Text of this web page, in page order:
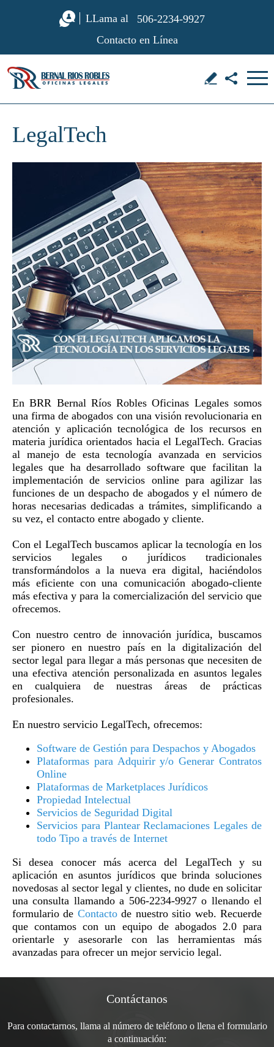
Contacto en Línea
506-2234-9927
LLama al
LegalTech
En BRR Bernal Ríos Robles Oficinas Legales somos
una firma de abogados con una visión revolucionaria en
atención y aplicación tecnológica de los recursos en
materia jurídica orientados hacia el LegalTech. Gracias
al manejo de esta tecnología avanzada en servicios
legales que ha desarrollado software que facilitan la
implementación de servicios online para agilizar las
funciones de un despacho de abogados y el número de
horas necesarias dedicadas a trámites, simplificando a
su vez, el contacto entre abogado y cliente.
Con el LegalTech buscamos aplicar la tecnología en los
servicios legales o jurídicos tradicionales
transformándolos a la nueva era digital, haciéndolos
más eficiente con una comunicación abogado-cliente
más efectiva y para la comercialización del servicio que
ofrecemos.
Con nuestro centro de innovación jurídica, buscamos
ser pionero en nuestro país en la digitalización del
sector legal para llegar a más personas que necesiten de
una efectiva atención personalizada en asuntos legales
en cualquiera de nuestras áreas de prácticas
profesionales.
En nuestro servicio LegalTech, ofrecemos:
Software de Gestión para Despachos y Abogados
Plataformas para Adquirir y/o Generar Contratos
Online
Plataformas de Marketplaces Jurídicos
Propiedad Intelectual
Servicios de Seguridad Digital
Servicios para Plantear Reclamaciones Legales de
todo Tipo a través de Internet
Si desea conocer más acerca del LegalTech y su
aplicación en asuntos jurídicos que brinda soluciones
novedosas al sector legal y clientes, no dude en solicitar
una consulta llamando a 506-2234-9927 o llenando el
formulario de Contactode nuestro sitio web. Recuerde
que contamos con un equipo de abogados 2.0 para
orientarle y asesorarle con las herramientas más
avanzadas para ofrecer un mejor servicio legal.
Contáctanos
Para contactarnos, llama al número de teléfono o llena el formulario
a continuación: